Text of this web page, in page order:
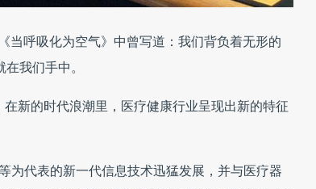
当呼吸化为空气》中曾写道：我们背负着无形的
我们手中。
新的时代浪潮里，医疗健康行业呈现出新的特征
为代表的新一代信息技术迅猛发展，并与医疗器